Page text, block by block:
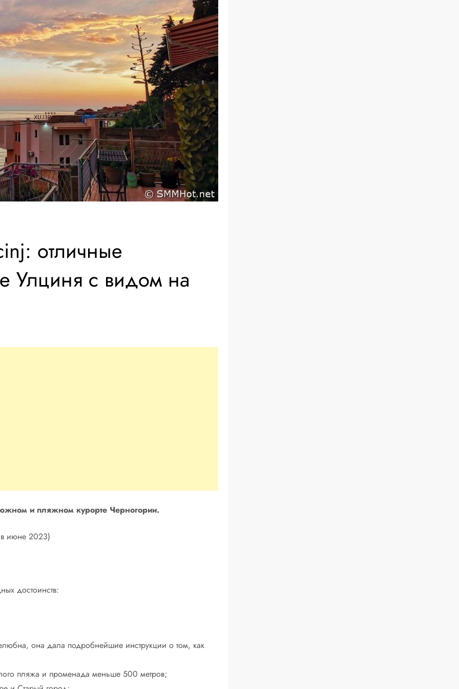
отличные
Улциня с видом на
и пляжном курорте Черногории.
июне 2023)
достоинств:
она дала подробнейшие инструкции о том, как
пляжа и променада меньше 500 метров;